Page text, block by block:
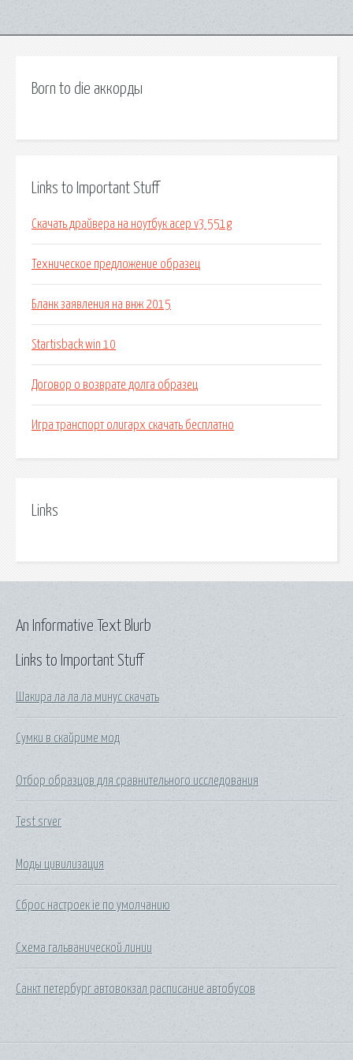
Born to die аккорды
Links to Important Stuff
Скачать драйвера на ноутбук асер v3 551g
Техническое предложение образец
Бланк заявления на внж 2015
Startisback win 10
Договор о возврате долга образец
Игра транспорт олигарх скачать бесплатно
Links
Links to Important Stuff
Шакира ла ла ла минус скачать
Сумки в скайриме мод
Отбор образцов для сравнительного исследования
Test srver
Моды цивилизация
Сброс настроек ie по умолчанию
Схема гальванической линии
Санкт петербург автовокзал расписание автобусов
An Informative Text Blurb